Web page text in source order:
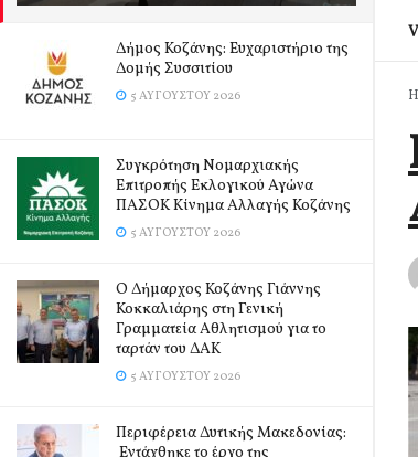
Δήμος Κοζάνης: Ευχαριστήριο της
Δομής Συσσιτίου
5 ΑΥΓΟΎΣΤΟΥ 2026
Συγκρότηση Νομαρχιακής
Επιτροπής Εκλογικού Αγώνα
ΠΑΣΟΚ Κίνημα Αλλαγής Κοζάνης
5 ΑΥΓΟΎΣΤΟΥ 2026
Ο Δήμαρχος Κοζάνης Γιάννης
Κοκκαλιάρης στη Γενική
Γραμματεία Αθλητισμού για το
ταρτάν του ΔΑΚ
5 ΑΥΓΟΎΣΤΟΥ 2026
Περιφέρεια Δυτικής Μακεδονίας: